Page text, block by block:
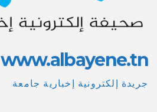
www.albayene.tn
جريدة إلكترونية إخبارية جامعة